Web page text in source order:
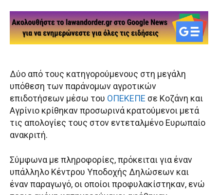
Δύο από τους κατηγορούμενους στη μεγάλη
υπόθεση των παράνομων αγροτικών
επιδοτήσεων μέσω του ΟΠΕΚΕΠΕ σε Κοζάνη και
Αγρίνιο κρίθηκαν προσωρινά κρατούμενοι μετά
τις απολογίες τους στον εντεταλμένο Ευρωπαίο
ανακριτή.
Σύμφωνα με πληροφορίες, πρόκειται για έναν
υπάλληλο Κέντρου Υποδοχής Δηλώσεων και
έναν παραγωγό, οι οποίοι προφυλακίστηκαν, ενώ